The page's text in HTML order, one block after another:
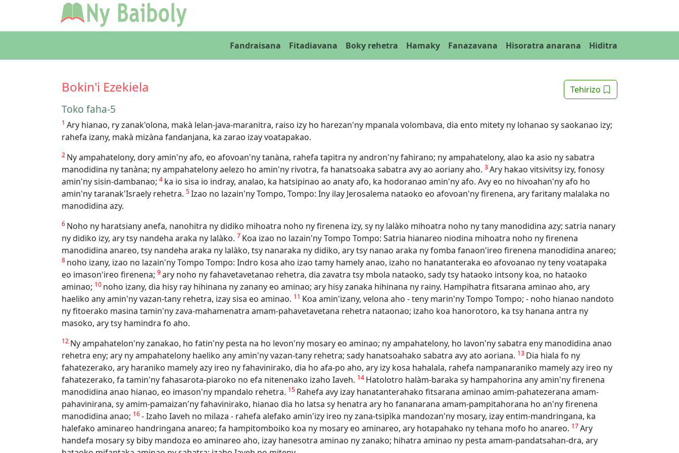
Fandraisana Fitadiavana Boky rehetra Hamaky Fanazavana Hisoratra anarana Hiditra
Tehirizo
Bokin'i Ezekiela
Toko faha-5
1 Ary hianao, ry zanak'olona, makà lelan-java-maranitra, raiso izy ho harezan'ny mpanala volombava, dia ento mitety ny lohanao sy saokanao izy;
rahefa izany, makà mizàna fandanjana, ka zarao izay voatapakao.
2 Ny ampahatelony, dory amin'ny afo, eo afovoan'ny tanàna, rahefa tapitra ny andron'ny fahirano; ny ampahatelony, alao ka asio ny sabatra
manodidina ny tanàna; ny ampahatelony aelezo ho amin'ny rivotra, fa hanatsoaka sabatra avy ao aoriany aho. 3Ary hakao vitsivitsy izy, fonosy
amin'ny sisin-dambanao; 4 ka io sisa io indray, analao, ka hatsipinao ao anaty afo, ka hodoranao amin'ny afo. Avy eo no hivoahan'ny afo ho
amin'ny taranak'Israely rehetra. 5Izao no lazain'ny Tompo, Tompo: Iny ilay Jerosalema nataoko eo afovoan'ny firenena, ary faritany malalaka no
manodidina azy.
6 Noho ny haratsiany anefa, nanohitra ny didiko mihoatra noho ny firenena izy, sy ny lalàko mihoatra noho ny tany manodidina azy; satria nanary
ny didiko izy, ary tsy nandeha araka ny lalàko. 7 Koa izao no lazain'ny Tompo Tompo: Satria hianareo niodina mihoatra noho ny firenena
manodidina anareo, tsy nandeha araka ny lalàko, tsy nanaraka ny didiko, ary tsy nanao araka ny fomba fanaon'ireo firenena manodidina anareo;
8 noho izany, izao no lazain'ny Tompo Tompo: Indro kosa aho izao tamy hamely anao, izaho no hanatanteraka eo afovoanao ny teny voatapaka
eo imason'ireo firenena; 9ary noho ny fahavetavetanao rehetra, dia zavatra tsy mbola nataoko, sady tsy hataoko intsony koa, no hataoko
aminao; 10 noho izany, dia hisy ray hihinana ny zanany eo aminao; ary hisy zanaka hihinana ny rainy. Hampihatra fitsarana aminao aho, ary
haeliko any amin'ny vazan-tany rehetra, izay sisa eo aminao. 11 Koa amin'izany, velona aho - teny marin'ny Tompo Tompo; - noho hianao nandoto
ny fitoerako masina tamin'ny zava-mahamenatra amam-pahavetavetana rehetra nataonao; izaho koa hanorotoro, ka tsy hanana antra ny
masoko, ary tsy hamindra fo aho.
12 Ny ampahatelon'ny zanakao, ho fatin'ny pesta na ho levon'ny mosary eo aminao; ny ampahatelony, ho lavon'ny sabatra eny manodidina anao
rehetra eny; ary ny ampahatelony haeliko any amin'ny vazan-tany rehetra; sady hanatsoahako sabatra avy ato aoriana. 13 Dia hiala fo ny
fahatezerako, ary haraniko mamely azy ireo ny fahavinirako, dia ho afa-po aho, ary izy kosa hahalala, rahefa nampanaraniko mamely azy ireo ny
fahatezerako, fa tamin'ny fahasarota-piaroko no efa nitenenako izaho Iaveh. 14 Hatolotro halàm-baraka sy hampahorina any amin'ny firenena
manodidina anao hianao, eo imason'ny mpandalo rehetra. 15 Rahefa avy izay hanatanterahako fitsarana aminao amim-pahatezerana amam-
pahavinirana, sy amim-pamaizan'ny fahavinirako, hianao dia ho latsa sy henatra ary ho fananarana amam-pampitahorana ho an'ny firenena
manodidina anao; 16- Izaho Iaveh no milaza - rahefa alefako amin'izy ireo ny zana-tsipìka mandozan'ny mosary, izay entim-mandringana, ka
halefako aminareo handringana anareo; fa hampitomboiko koa ny mosary eo aminareo, ary hotapahako ny tehana mofo ho anareo. 17Ary
handefa mosary sy biby mandoza eo aminareo aho, izay hanesotra aminao ny zanako; hihatra aminao ny pesta amam-pandatsahan-dra, ary